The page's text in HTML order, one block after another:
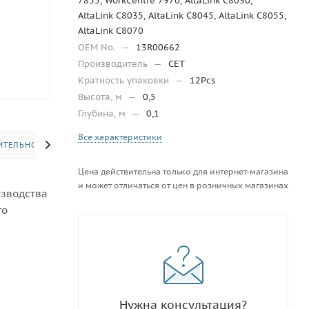
AltaLink C8035, AltaLink C8045, AltaLink C8055,
AltaLink C8070
OEM No.
—
13R00662
Производитель —
CET
Кратность упаковки
—
12Pcs
Высота, м
—
0,5
Глубина, м
— 0,1
Все характеристики
Цена действительна только для интернет-магазина
и может отличаться от цен в розничных магазинах
Нужна консультация?